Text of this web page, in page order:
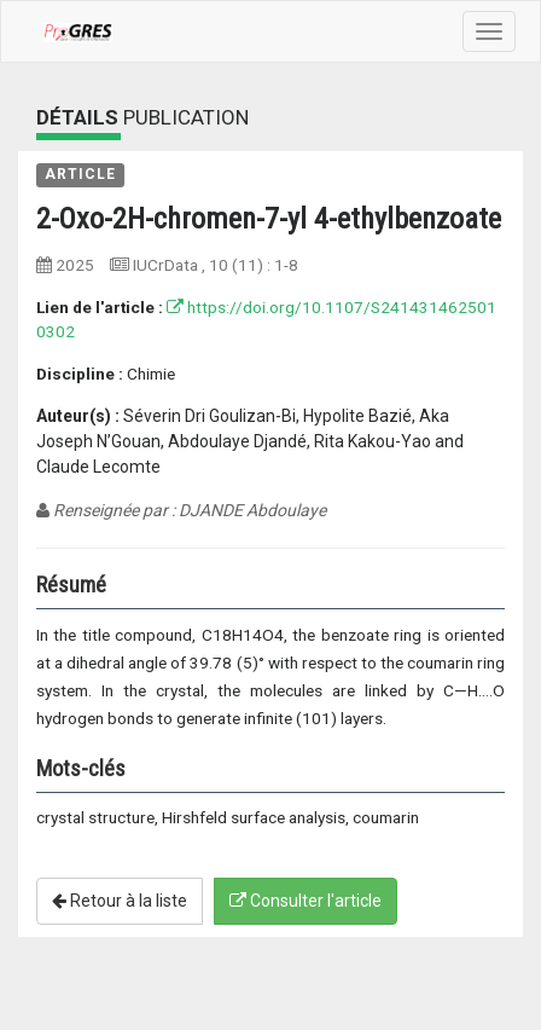
Toggle
DÉTAILS PUBLICATION
ARTICLE
2-Oxo-2H-chromen-7-yl 4-ethylbenzoate
2025 IUCrData , 10 (11) : 1-8
Lien de l'article :
https://doi.org/10.1107/S241431462501
0302
Discipline : Chimie
Auteur(s) : Séverin Dri Goulizan-Bi, Hypolite Bazié, Aka
Joseph N’Gouan, Abdoulaye Djandé, Rita Kakou-Yao and
Claude Lecomte
Renseignée par : DJANDE Abdoulaye
Résumé
In the title compound, C18H14O4, the benzoate ring is oriented
at a dihedral angle of 39.78 (5)° with respect to the coumarin ring
system. In the crystal, the molecules are linked by C—H….O
hydrogen bonds to generate infinite (101) layers.
Mots-clés
crystal structure, Hirshfeld surface analysis, coumarin
Retour à la liste Consulter l'article